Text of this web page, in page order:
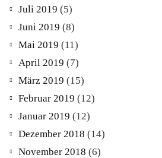
Juli 2019 (5)
Juni 2019 (8)
Mai 2019 (11)
April 2019 (7)
März 2019 (15)
Februar 2019 (12)
Januar 2019 (12)
Dezember 2018 (14)
November 2018 (6)